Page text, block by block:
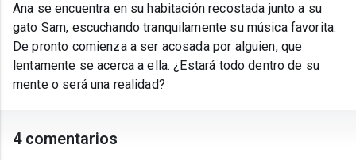
Ana se encuentra en su habitación recostada junto a su
gato Sam, escuchando tranquilamente su música favorita.
De pronto comienza a ser acosada por alguien, que
lentamente se acerca a ella. ¿Estará todo dentro de su
mente o será una realidad?
4 comentarios